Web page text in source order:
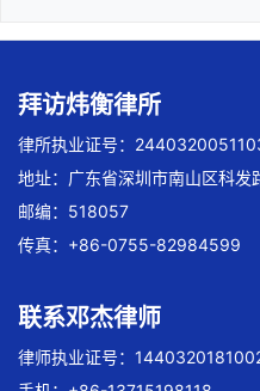
拜访炜衡律所
律所执业证号：
地址：广东省深圳市南山区科
邮编：518057
传真：+86-0755-82984599
联系邓杰律师
律师执业证号：